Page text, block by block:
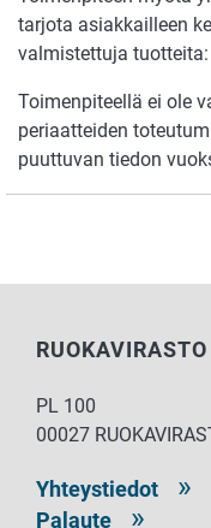
tarjota asiakkailleen
valmistettuja
Toimenpiteellä ei ole
periaatteiden
puuttuvan tiedon
RUOKAVIRASTO
PL 100
00027
Yhteystiedot
Palaute